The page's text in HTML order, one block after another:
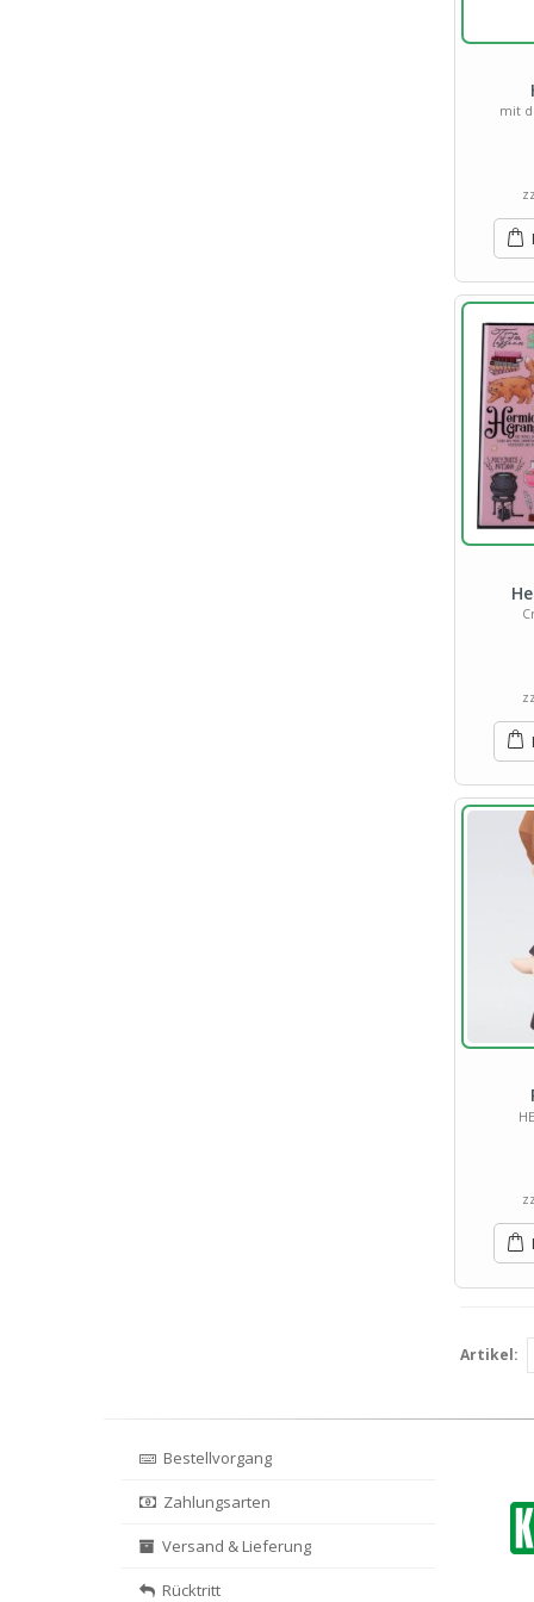
mit
Artikel:
Bestellvorgang
Zahlungsarten
Versand & Lieferung
Rücktritt